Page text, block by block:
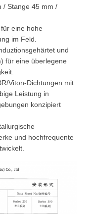
/ Stange 45 mm /
eine hohe
im Feld.
und
für eine überlegene
Viton-Dichtungen mit
Leistung in
konzipiert
und hochfrequente